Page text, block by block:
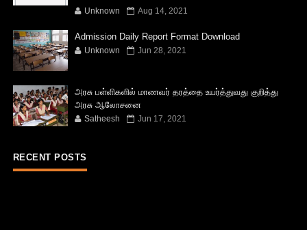
Unknown Aug 14, 2021
Admission Daily Report Format Download
Unknown Jun 28, 2021
அரசு பள்ளிகளில் மாணவர் தரத்தை உயர்த்துவது குறித்து
அரசு ஆலோசனை
Satheesh Jun 17, 2021
RECENT POSTS